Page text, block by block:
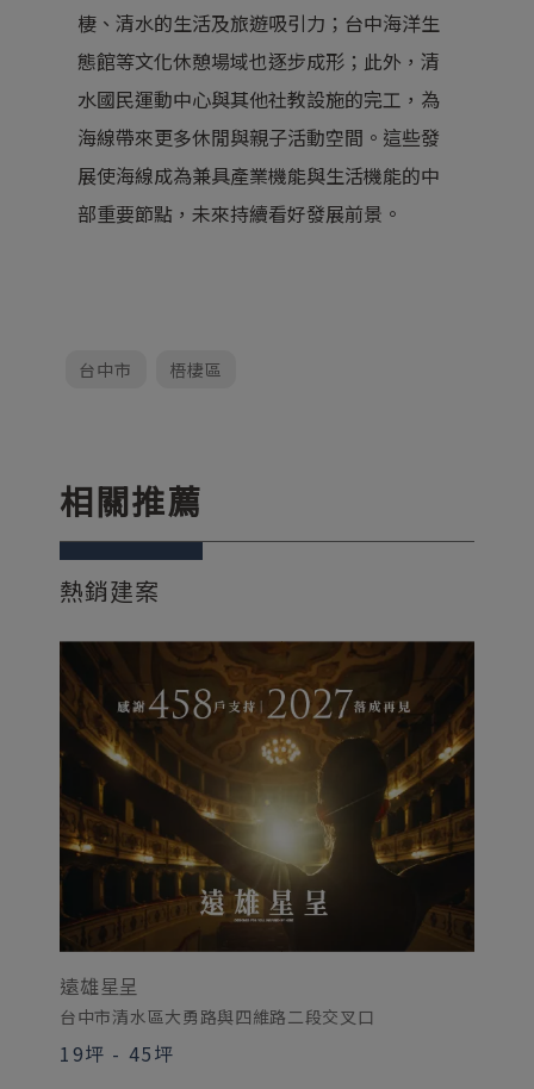
棲、清水的生活及旅遊吸引力； 台中海洋生
態館等文化休憩場域也逐步成形；此外，清
水國民運動中心與其他社教設施的完工，為
海線帶來更多休閒與親子活動空間。這些發
展使海線成為兼具產業機能與生活機能的中
部重要節點，未來持續看好發展前景。
台中市 梧棲區
相關推薦
熱銷建案
遠雄星呈
台中市清水區大勇路與四維路二段交叉口
19坪 - 45坪